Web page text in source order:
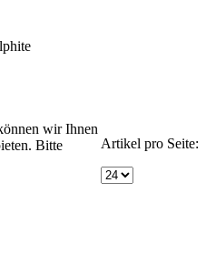
Artikel pro Seite:
wir Ihnen
Bitte